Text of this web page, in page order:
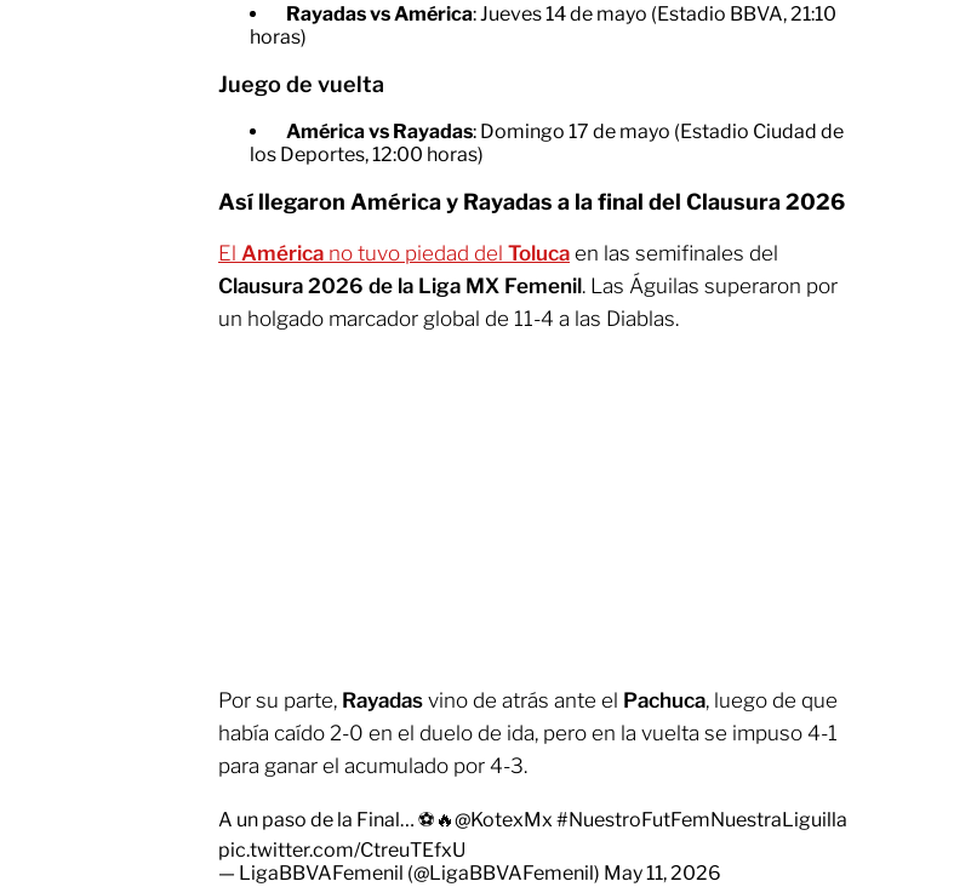
Rayadas vs América: Jueves 14 de mayo (Estadio BBVA, 21:10
horas)
Juego de vuelta
América vs Rayadas: Domingo 17 de mayo (Estadio Ciudad de
los Deportes, 12:00 horas)
Así llegaron América y Rayadas a la final del Clausura 2026
El América no tuvo piedad del Toluca en las semifinales del
Clausura 2026 de la Liga MX Femenil. Las Águilas superaron por
un holgado marcador global de 11-4 a las Diablas.
Por su parte, Rayadas vino de atrás ante el Pachuca, luego de que
había caído 2-0 en el duelo de ida, pero en la vuelta se impuso 4-1
para ganar el acumulado por 4-3.
A un paso de la Final… ⚽️🔥@KotexMx #NuestroFutFemNuestraLiguilla
pic.twitter.com/CtreuTEfxU
— LigaBBVAFemenil (@LigaBBVAFemenil) May 11, 2026